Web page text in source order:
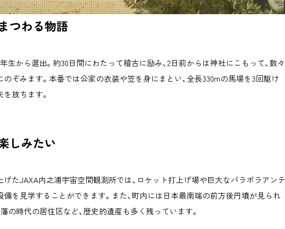
つわる物語
生から選出。約30日間にわたって稽古に励み、2日前からは神社にこもって、数々
ぞみます。本番では公家の衣装や笠を身にまとい、全長330mの馬場を3回駆け
放ちます。
しみたい
たJAXA内之浦宇宙空間観測所では、ロケット打上げ場や巨大なパラボラアンテ
を見学することができます。また、町内には日本最南端の前方後円墳が見られ
の時代の居住区など、歴史的遺産も多く残っています。